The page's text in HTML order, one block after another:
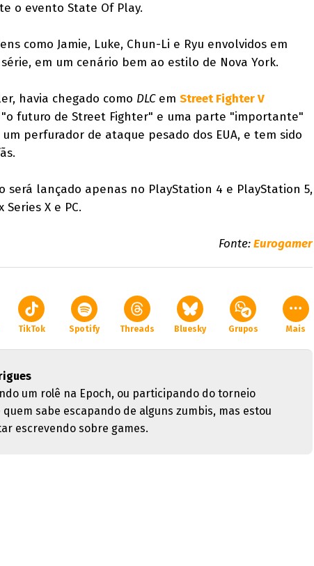
o evento State Of Play.
como Jamie, Luke, Chun-Li e Ryu envolvidos em
em um cenário bem ao estilo de Nova York.
havia chegado como DLCem Street Fighter V
"o futuro de Street Fighter" e uma parte "importante"
perfurador de ataque pesado dos EUA, e tem sido
lançado apenas no PlayStation 4 e PlayStation 5,
X e PC.
Fonte:Eurogamer
TikTok Spotify Threads Bluesky Grupos Mais
um rolê na Epoch, ou participando do torneio
sabe escapando de alguns zumbis, mas estou
escrevendo sobre games.